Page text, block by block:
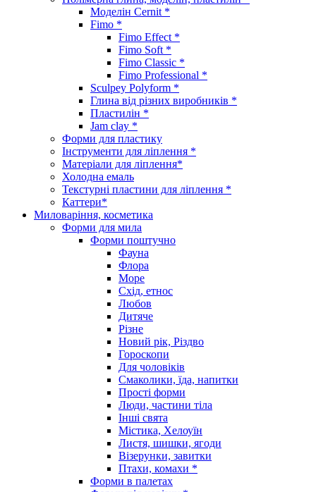
Моделін Cernit *
Fimo *
Fimo Effect *
Fimo Soft *
Fimo Classic *
Fimo Professional *
Sculpey Polyform *
Глина від різних виробників *
Пластилін *
Jam clay *
Форми для пластику
Інструменти для ліплення *
Матеріали для ліплення*
Холодна емаль
Текстурні пластини для ліплення *
Каттери*
Миловаріння, косметика
Форми для мила
Форми поштучно
Фауна
Флора
Море
Схід, етнос
Любов
Дитяче
Різне
Новий рік, Різдво
Гороскопи
Для чоловіків
Смаколики, їда, напитки
Прості форми
Люди, частини тіла
Інші свята
Містика, Хелоуїн
Листя, шишки, ягоди
Візерунки, завитки
Птахи, комахи *
Форми в палетах